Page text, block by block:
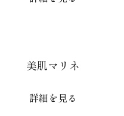
美肌マリネ
詳細を見る